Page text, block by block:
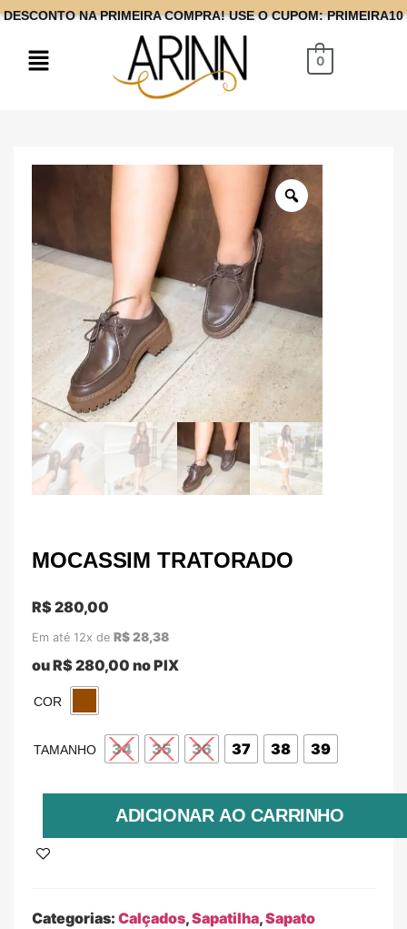
DESCONTO NA PRIMEIRA COMPRA! USE O CUPOM: PRIMEIRA10
0
MOCASSIM TRATORADO
R$280,00
Em até 12x de R$28,38
ouR$280,00 no PIX
COR
TAMANHO 34 35 36 37 38 39
ADICIONAR AO CARRINHO
Categorias: Calçados,Sapatilha,Sapato